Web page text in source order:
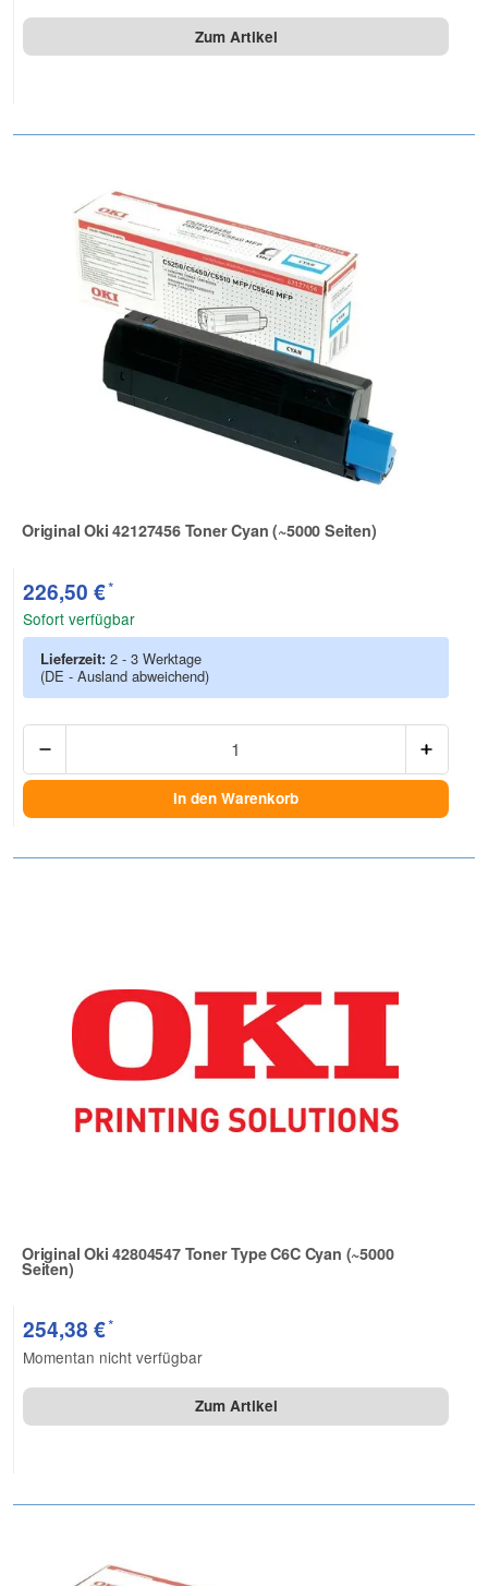
Zum Artikel
Original Oki 42127456 Toner Cyan (~5000 Seiten)
Zur Artikelbewertung
226,50 €*
Sofort verfügbar
Lieferzeit: 2 - 3 Werktage
(DE - Ausland abweichend)
In den Warenkorb
Original Oki 42804547 Toner Type C6C Cyan (~5000
Seiten)
Zur Artikelbewertung
254,38 €*
Momentan nicht verfügbar
Zum Artikel